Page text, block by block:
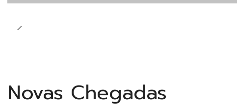
Novas Chegadas